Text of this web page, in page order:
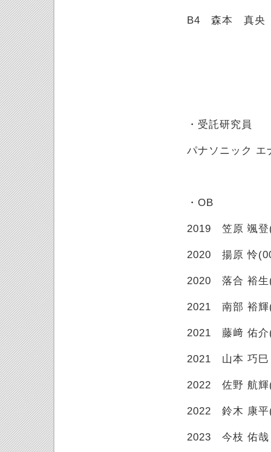
B4 森本 真央
・受託研究員
パナソニック エ
・OB
2019 笠原 颯登
2020 揚原 怜
2020 落合 裕生
2021 南部 裕輝
2021 藤﨑 佑介
2021 山本 巧巳
2022 佐野 航輝
2022 鈴木 康平
2023 今枝 佑哉